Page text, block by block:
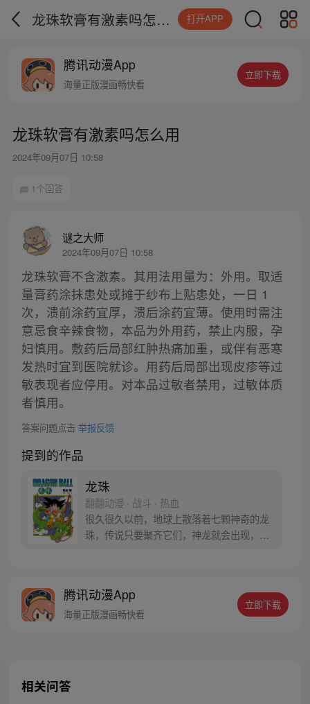
龙珠软膏有激素吗怎么用 打开APP
腾讯动漫App
海量正版漫画畅快看
立即下载
龙珠软膏有激素吗怎么用
2024年09月07日 10:58
1个回答
谜之大师
2024年09月07日 10:58
龙珠软膏不含激素。其用法用量为：外用。取适
量膏药涂抹患处或摊于纱布上贴患处，一日 1
次，溃前涂药宜厚，溃后涂药宜薄。使用时需注
意忌食辛辣食物，本品为外用药，禁止内服，孕
妇慎用。敷药后局部红肿热痛加重，或伴有恶寒
发热时宜到医院就诊。用药后局部出现皮疹等过
敏表现者应停用。对本品过敏者禁用，过敏体质
者慎用。
答案问题点击 举报反馈
提到的作品
龙珠
翻翻动漫 · 战斗 · 热血
很久很久以前，地球上散落着七颗神奇的龙
珠，传说只要聚齐它们，神龙就会出现，并
腾讯动漫App
海量正版漫画畅快看
立即下载
相关问答